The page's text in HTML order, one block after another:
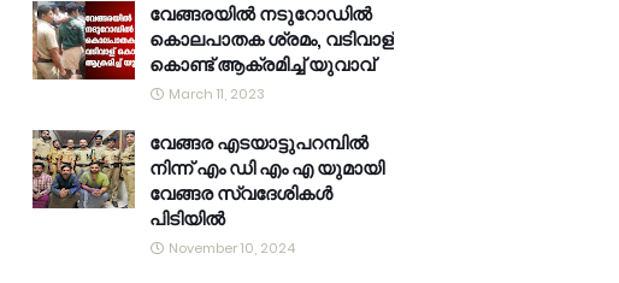
വേങ്ങരയിൽ നടുറോഡിൽ
കൊലപാതക ശ്രമം, വടിവാള്
കൊണ്ട് ആക്രമിച്ച് യുവാവ്
March 11, 2023
വേങ്ങര എടയാട്ടുപറമ്പിൽ
നിന്ന് എം ഡി എം എ യുമായി
വേങ്ങര സ്വദേശികൾ
പിടിയിൽ
November 10, 2024